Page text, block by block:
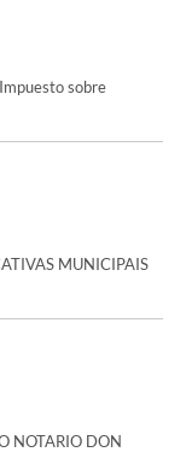
sobre
MUNICIPAIS
NOTARIO DON